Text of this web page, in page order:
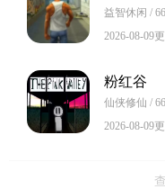
益智休闲 /
2026-08-09
粉红谷
仙侠修仙 /
2026-08-09